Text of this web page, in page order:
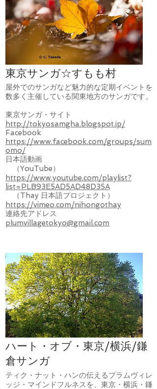
東京サンガ☆すもも村
屋外でのサンガなど魅力的な定期イベントを
数多く主催している関東地方のサンガです。
東京サンガ・サイト
http://tokyosamgha.blogspot.jp/
Facebook
https://www.facebook.com/groups/sum
omo/
日本語動画
（YouTube）
https://www.youtube.com/playlist?
list=PLB93E5AD5AD48D35A
（Thay 日本語プロジェクト）
https://vimeo.com/nihongothay
​連絡先アドレス
plumvillagetokyo@gmail.com
ハート・オブ・東京/横浜/鎌
倉サンガ
ティク・ナット・ハンの伝えるプラムヴィレ
ッジ・マインドフルネスを、東京・横浜・鎌